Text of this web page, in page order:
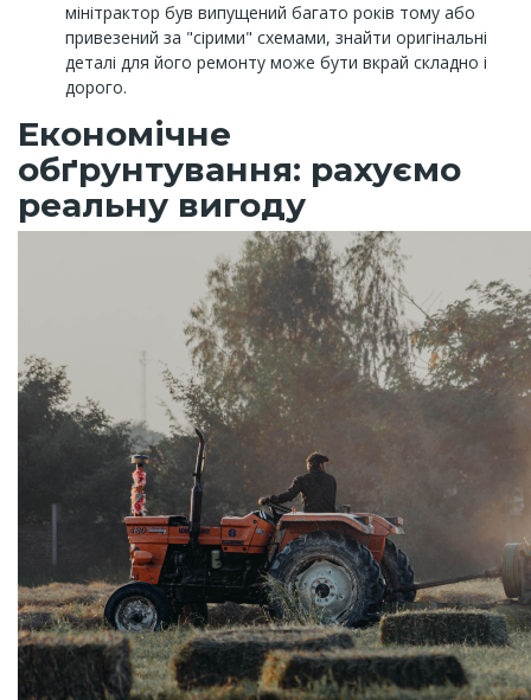
мінітрактор був випущений багато років тому або
привезений за "сірими" схемами, знайти оригінальні
деталі для його ремонту може бути вкрай складно і
дорого.
Економічне
обґрунтування: рахуємо
реальну вигоду